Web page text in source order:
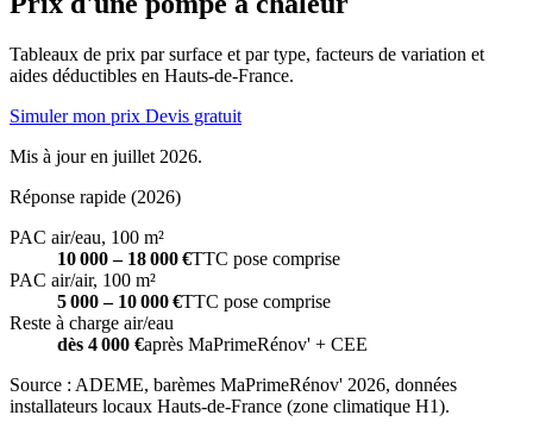
Tableaux de prix par surface et par type, facteurs de variation et
aides déductibles en Hauts-de-France.
Simuler mon prix Devis gratuit
Mis à jour en juillet 2026.
Réponse rapide (2026)
PAC air/eau, 100 m²
10 000 – 18 000 €TTC pose comprise
PAC air/air, 100 m²
5 000 – 10 000 €TTC pose comprise
Reste à charge air/eau
dès 4 000 €après MaPrimeRénov' + CEE
Source : ADEME, barèmes MaPrimeRénov' 2026, données
installateurs locaux Hauts-de-France (zone climatique H1).